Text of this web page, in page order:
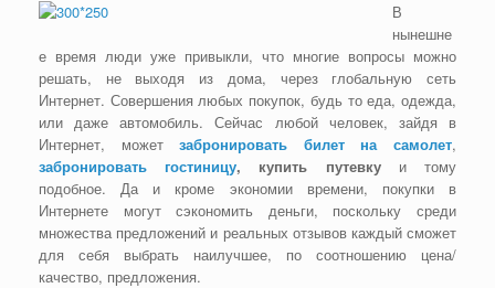
В
нынешне
е время люди уже привыкли, что многие вопросы можно
решать, не выходя из дома, через глобальную сеть
Интернет. Совершения любых покупок, будь то еда, одежда,
или даже автомобиль. Сейчас любой человек, зайдя в
Интернет, можетзабронировать билет на самолет,
забронировать гостиницу, купить путевкуи тому
подобное. Да и кроме экономии времени, покупки в
Интернете могут сэкономить деньги, поскольку среди
множества предложений и реальных отзывов каждый сможет
для себя выбрать наилучшее, по соотношению цена/
качество, предложения.